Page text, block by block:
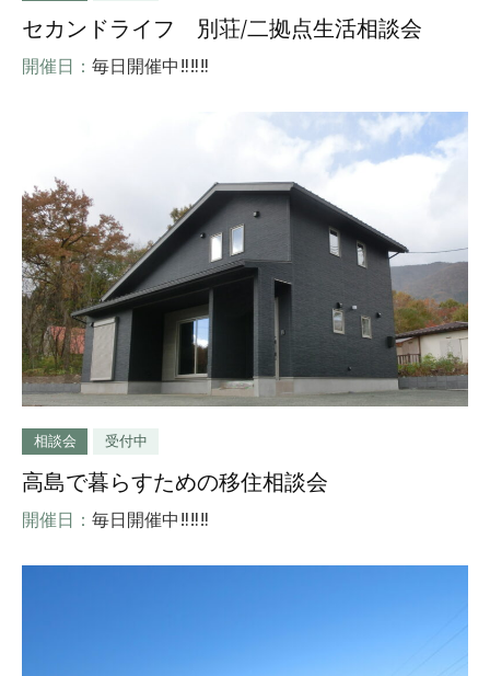
セカンドライフ 別荘/二拠点生活相談会
開催日： 毎日開催中‼‼‼
相談会 受付中
高島で暮らすための移住相談会
開催日： 毎日開催中‼‼‼